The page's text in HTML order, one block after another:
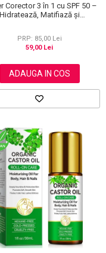
Corector 3 în 1 cu SPF 50 –
Hidratează, Matifiază și
PRP: 85,00 Lei
59,00 Lei
ADAUGA IN COS